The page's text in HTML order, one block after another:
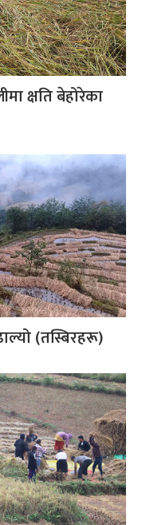
क्षति बेहोरेका
(तस्बिरहरू)